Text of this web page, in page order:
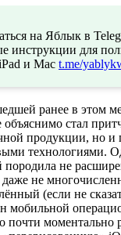
на Яблык в
инструкции для
и Mac t.me/
ранее в этом
объяснимо стал
продукции, но и
технологиями.
породила не
не
(если не
мобильной
почти моментально